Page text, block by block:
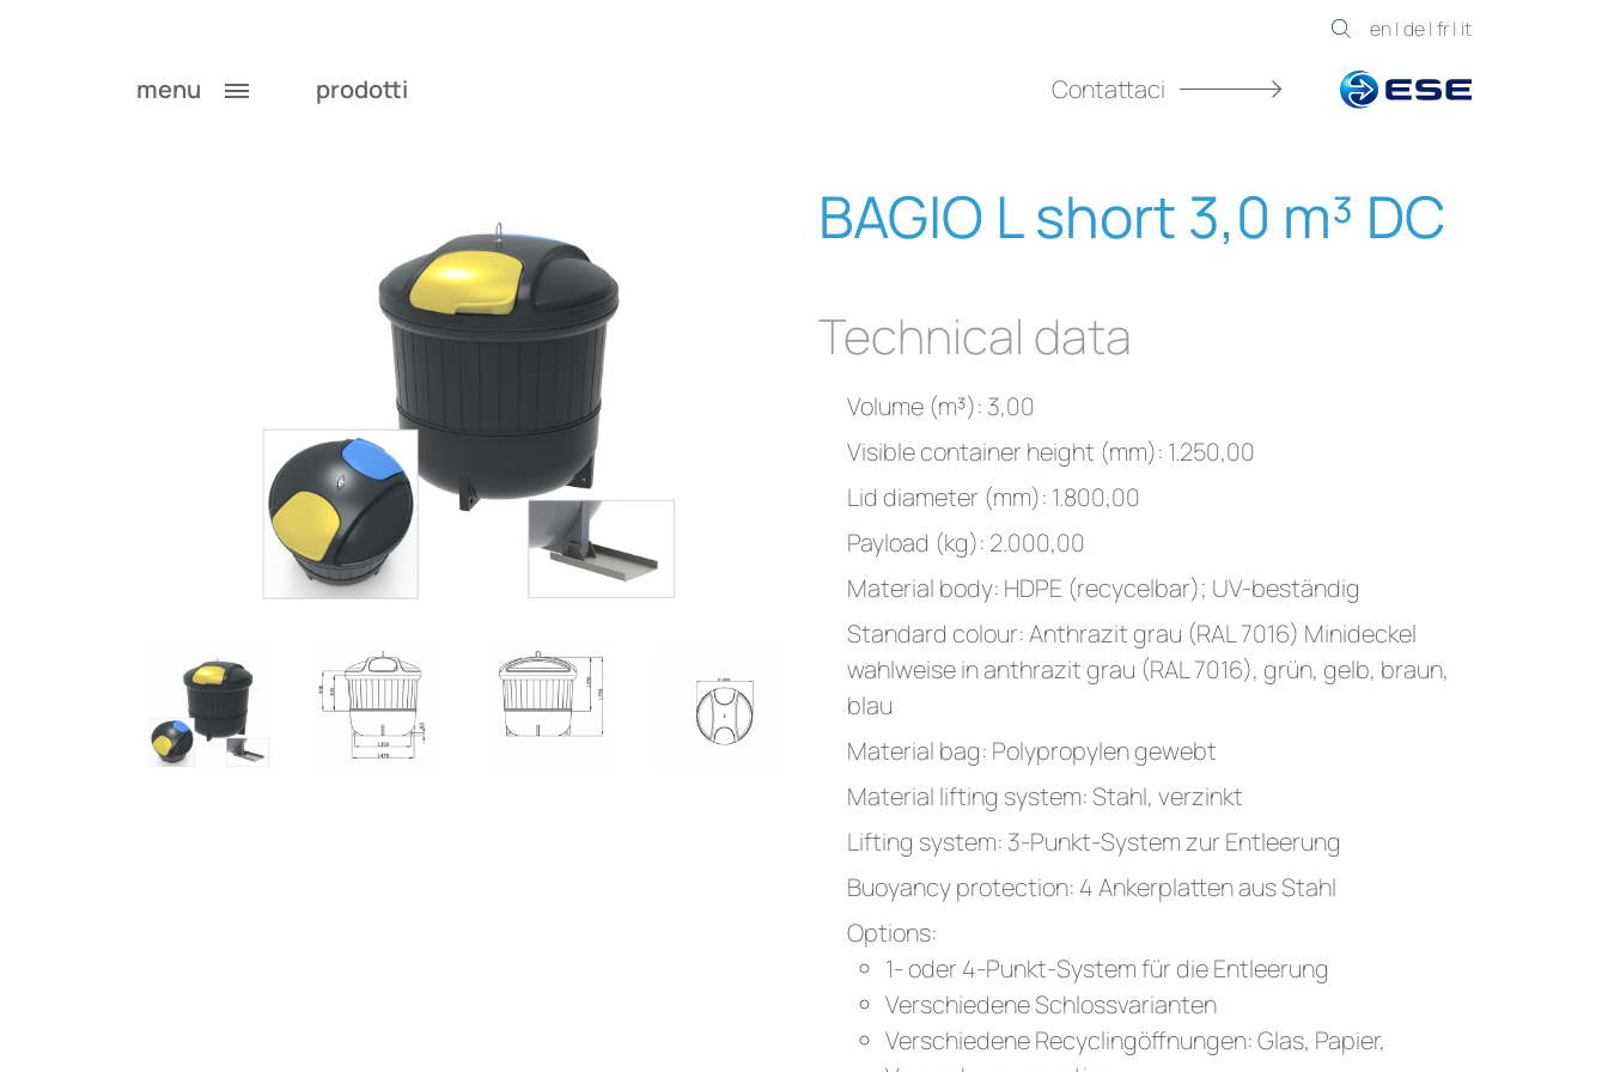
en| de| fr| it
menu prodotti Contattaci
BAGIO L short 3,0 m³ DC
Technical data
Volume (m³): 3,00
Visible container height (mm): 1.250,00
Lid diameter (mm): 1.800,00
Payload (kg): 2.000,00
Material body: HDPE (recycelbar); UV-beständig
Standard colour: Anthrazit grau (RAL 7016) Minideckel
wahlweise in anthrazit grau (RAL 7016), grün, gelb, braun,
blau
Material bag: Polypropylen gewebt
Material lifting system: Stahl, verzinkt
Lifting system: 3-Punkt-System zur Entleerung
Buoyancy protection: 4 Ankerplatten aus Stahl
Options:
1- oder 4-Punkt-System für die Entleerung
Verschiedene Schlossvarianten
Verschiedene Recyclingöffnungen: Glas, Papier,